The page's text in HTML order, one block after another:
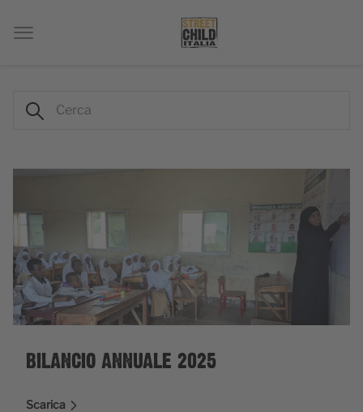
BILANCIO ANNUALE 2025
Scarica